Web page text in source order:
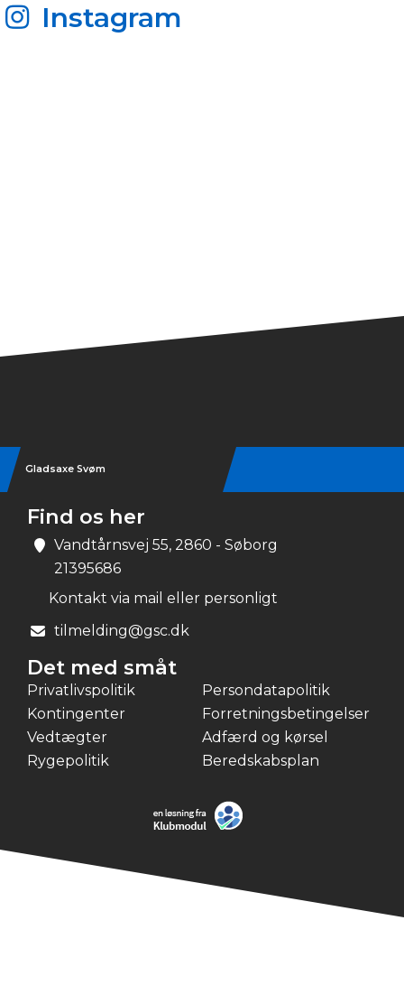
Instagram
Gladsaxe Svøm
Find os her
Vandtårnsvej 55, 2860 - Søborg
21395686
Kontakt via mail eller personligt
tilmelding@gsc.dk
Det med småt
Privatlivspolitik
Persondatapolitik
Kontingenter
Forretningsbetingelser
Vedtægter
Adfærd og kørsel
Rygepolitik
Beredskabsplan